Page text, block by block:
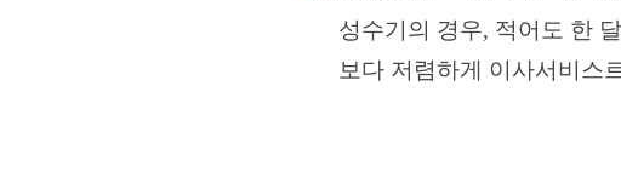
성수기의 경우, 적어도 한 달
보다 저렴하게 이사서비스르